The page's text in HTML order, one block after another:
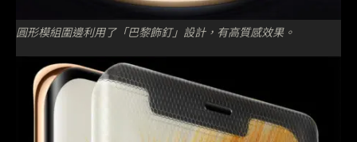
圓形模組圍邊利用了「巴黎飾釘」設計，有高質感效果。